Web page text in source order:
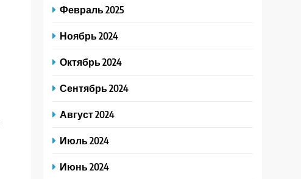
Февраль 2025
Ноябрь 2024
Октябрь 2024
Сентябрь 2024
Август 2024
Июль 2024
Июнь 2024